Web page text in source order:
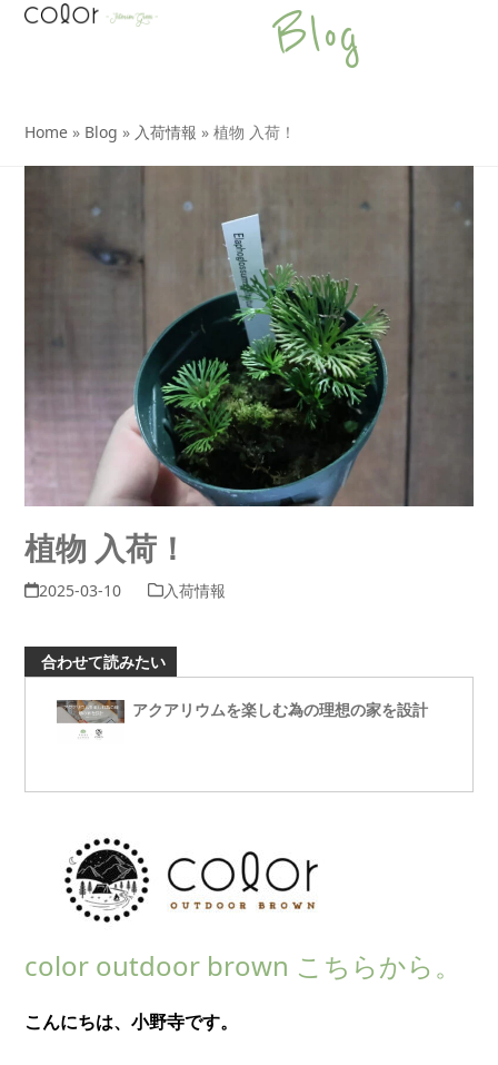
SkipOpen
Close
Blog
Home » Blog » 入荷情報 »植物 入荷！
植物 入荷！
2025-03-10 入荷情報
合わせて読みたい
アクアリウムを楽しむ為の理想の家を設計
color outdoor brown こちらから。
こんにちは、小野寺です。